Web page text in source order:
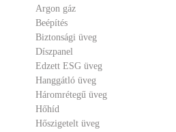
Argon gáz
Beépítés
Biztonsági üveg
Díszpanel
Edzett ESG üveg
Hanggátló üveg
Háromrétegű üveg
Hőhíd
Hőszigetelt üveg